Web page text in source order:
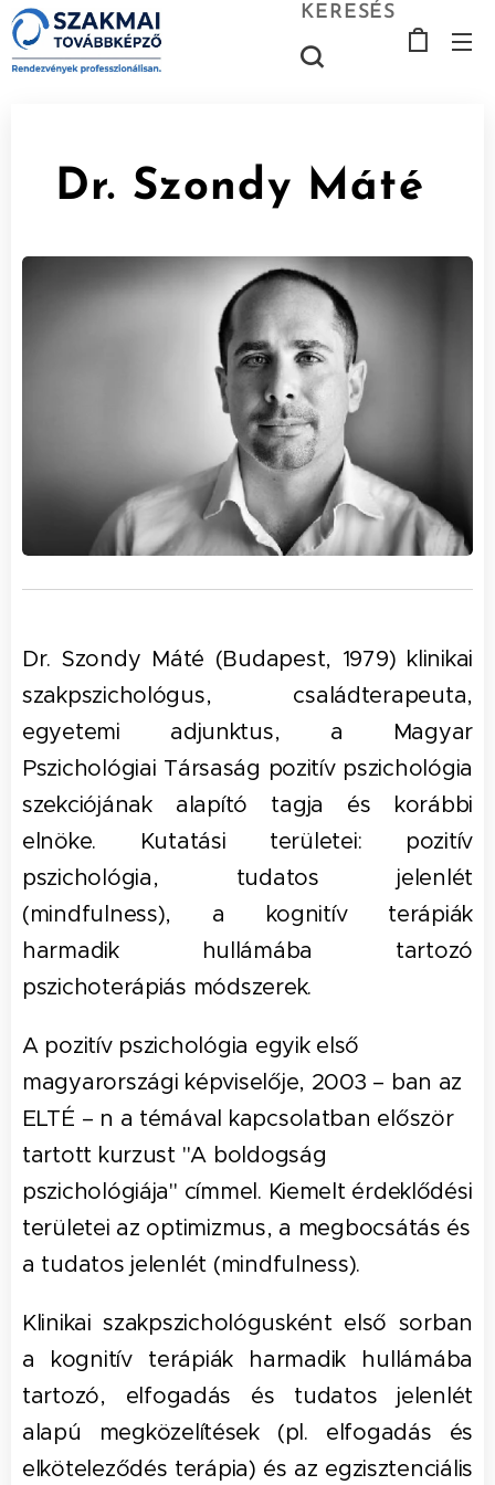
KERESÉS
Dr. Szondy Máté
Dr. Szondy Máté (Budapest, 1979) klinikai
szakpszichológus, családterapeuta,
egyetemi adjunktus, a Magyar
Pszichológiai Társaság pozitív pszichológia
szekciójának alapító tagja és korábbi
elnöke. Kutatási területei: pozitív
pszichológia, tudatos jelenlét
(mindfulness), a kognitív terápiák
harmadik hullámába tartozó
pszichoterápiás módszerek.
A pozitív pszichológia egyik első
magyarországi képviselője, 2003 – ban az
ELTÉ – n a témával kapcsolatban először
tartott kurzust "A boldogság
pszichológiája" címmel. Kiemelt érdeklődési
területei az optimizmus, a megbocsátás és
a tudatos jelenlét (mindfulness).
Klinikai szakpszichológusként első sorban
a kognitív terápiák harmadik hullámába
tartozó, elfogadás és tudatos jelenlét
alapú megközelítések (pl. elfogadás és
elköteleződés terápia) és az egzisztenciális